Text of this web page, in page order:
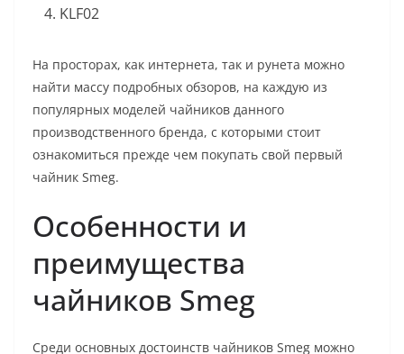
KLF02
На просторах, как интернета, так и рунета можно
найти массу подробных обзоров, на каждую из
популярных моделей чайников данного
производственного бренда, с которыми стоит
ознакомиться прежде чем покупать свой первый
чайник Smeg.
Особенности и
преимущества
чайников Smeg
Среди основных достоинств чайников Smeg можно